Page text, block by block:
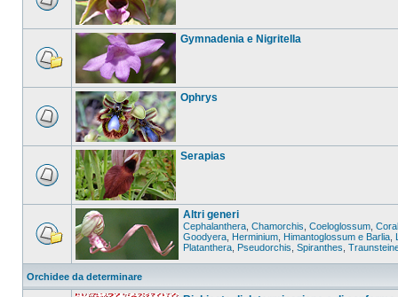
Gymnadenia e Nigritella
Ophrys
Serapias
Altri generi
Cephalanthera Chamorchis Coeloglossum
Goodyera Herminium Himantoglossum e Barlia
Platanthera Pseudorchis Spiranthes
Orchidee da determinare